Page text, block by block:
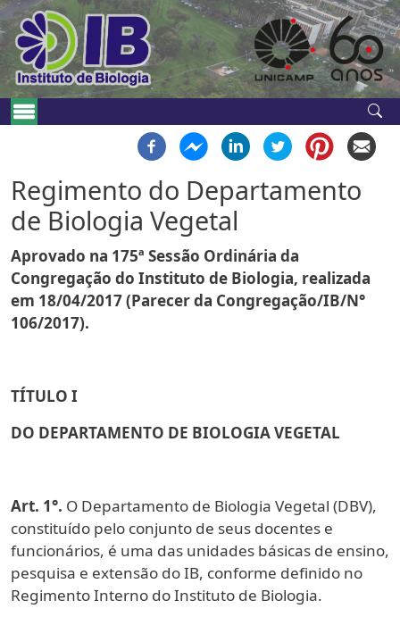
Pular para o conteúdo principal
Navegação principal
Regimento do Departamento
de Biologia Vegetal
Aprovado na 175ª Sessão Ordinária da
Congregação do Instituto de Biologia, realizada
em 18/04/2017 (Parecer da Congregação/IB/N°
106/2017).
TÍTULO I
DO DEPARTAMENTO DE BIOLOGIA VEGETAL
Art. 1°. O Departamento de Biologia Vegetal (DBV),
constituído pelo conjunto de seus docentes e
funcionários, é uma das unidades básicas de ensino,
pesquisa e extensão do IB, conforme definido no
Regimento Interno do Instituto de Biologia.